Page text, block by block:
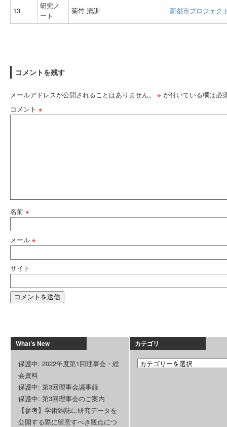
13
研究ノ
ート
菊竹 清訓 新都市プロジェク
コメントを残す
メールアドレスが公開されることはありません。 ※ が付いている欄は必
コメント ※
名前 ※
メール ※
サイト
What’s New
保護中: 2022年度第1回理事会・総
会資料
保護中: 第3回理事会議事録
保護中: 第3回理事会のご案内
【参考】学術雑誌に研究データを
公開する際に留意すべき観点につ
カテゴリ